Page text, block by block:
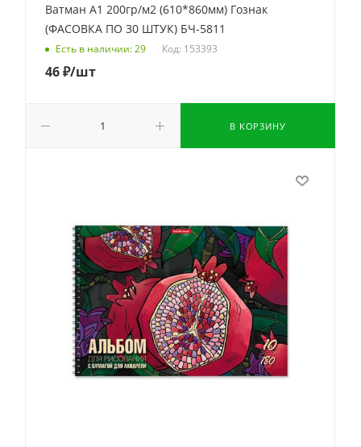
Ватман А1 200гр/м2 (610*860мм) Гознак
(ФАСОВКА ПО 30 ШТУК) БЧ-5811
Есть в наличии: 29 Код: 153393
46₽/шт
В КОРЗИНУ